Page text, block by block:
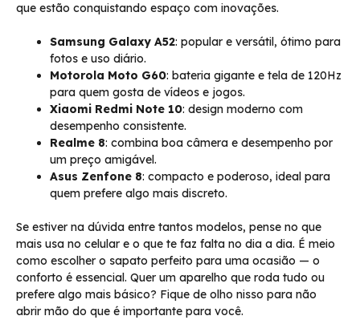
que estão conquistando espaço com inovações.
Samsung Galaxy A52: popular e versátil, ótimo para
fotos e uso diário.
Motorola Moto G60: bateria gigante e tela de 120Hz
para quem gosta de vídeos e jogos.
Xiaomi Redmi Note 10: design moderno com
desempenho consistente.
Realme 8: combina boa câmera e desempenho por
um preço amigável.
Asus Zenfone 8: compacto e poderoso, ideal para
quem prefere algo mais discreto.
Se estiver na dúvida entre tantos modelos, pense no que
mais usa no celular e o que te faz falta no dia a dia. É meio
como escolher o sapato perfeito para uma ocasião — o
conforto é essencial. Quer um aparelho que roda tudo ou
prefere algo mais básico? Fique de olho nisso para não
abrir mão do que é importante para você.